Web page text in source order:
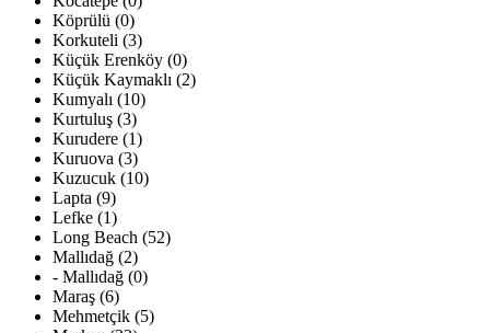
Köprülü (0)
Korkuteli (3)
Küçük Erenköy (0)
Küçük Kaymaklı (2)
Kumyalı (10)
Kurtuluş (3)
Kurudere (1)
Kuruova (3)
Kuzucuk (10)
Lapta (9)
Lefke (1)
Long Beach (52)
Mallıdağ (2)
- Mallıdağ (0)
Maraş (6)
Mehmetçik (5)